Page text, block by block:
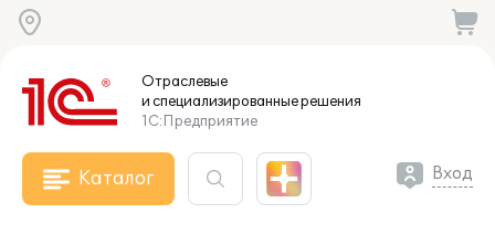
Отраслевые
и специализированныерешения
1С:Предприятие
Каталог Вход